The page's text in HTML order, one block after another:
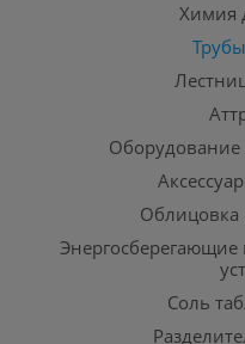
Химия
Оборудование
Облицовка
Соль